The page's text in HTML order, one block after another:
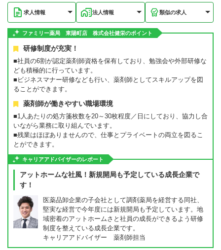
求人情報 法人情報 類似の求人
ファミリー薬局 東陽町店 株式会社健栄のポイント
研修制度が充実！
■社員の6割が認定薬剤師資格を保有しており、勉強会や外部研修な
ども積極的に行っています。
■ビジネスマナー研修なども行い、薬剤師としてスキルアップを図
ることができます。
薬剤師が働きやすい職場環境
■1人あたりの処方箋枚数を20～30枚程度／日にしており、協力し合
いながら業務に取り組んでいます。
■残業はほぼありませんので、仕事とプライベートの両立を図るこ
とができます。
キャリアアドバイザーのレポート
アットホームな社風！新規開局も予定している成長企業で
す！
医薬品卸企業の子会社として調剤薬局を経営する同社、
堅実な経営で今年度には新規開局も予定しています。地
域密着のアットホームさと社員の成長ができるよう研修
制度を整えている成長企業です。
キャリアアドバイザー 薬剤師担当